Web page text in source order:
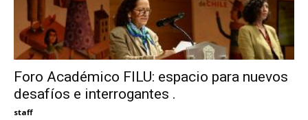
Foro Académico FILU: espacio para nuevos
desafíos e interrogantes .
staff